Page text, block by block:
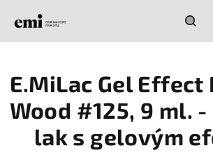
E.MiLac Gel Effect
Wood #125, 9 ml.
lak s gelovým